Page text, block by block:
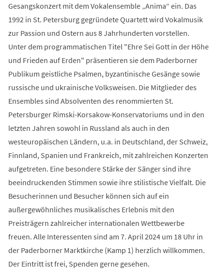
Gesangskonzert mit dem Vokalensemble „Anima“ ein. Das
1992 in St. Petersburg gegründete Quartett wird Vokalmusik
zur Passion und Ostern aus 8 Jahrhunderten vorstellen.
Unter dem programmatischen Titel "Ehre Sei Gott in der Höhe
und Frieden auf Erden" präsentieren sie dem Paderborner
Publikum geistliche Psalmen, byzantinische Gesänge sowie
russische und ukrainische Volksweisen. Die Mitglieder des
Ensembles sind Absolventen des renommierten St.
Petersburger Rimski-Korsakow-Konservatoriums und in den
letzten Jahren sowohl in Russland als auch in den
westeuropäischen Ländern, u.a. in Deutschland, der Schweiz,
Finnland, Spanien und Frankreich, mit zahlreichen Konzerten
aufgetreten. Eine besondere Stärke der Sänger sind ihre
beeindruckenden Stimmen sowie ihre stilistische Vielfalt. Die
Besucherinnen und Besucher können sich auf ein
außergewöhnliches musikalisches Erlebnis mit den
Preisträgern zahlreicher internationalen Wettbewerbe
freuen. Alle Interessenten sind am 7. April 2024 um 18 Uhr in
der Paderborner Marktkirche (Kamp 1) herzlich willkommen.
Der Eintritt ist frei, Spenden gerne gesehen.